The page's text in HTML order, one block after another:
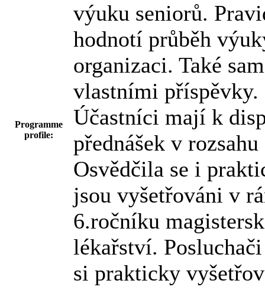
Programme
profile:
výuku seniorů.
hodnotí průběh
organizaci. Také
vlastními příspěvky.
Účastníci mají k
přednášek v
Osvědčila se i
jsou vyšetřováni v
6.ročníku
lékařství.
si prakticky